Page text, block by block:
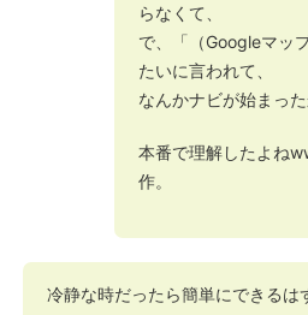
らなくて、
で、「（Googleマッ
たいに言われて、
なんかナビが始まっ
本番で理解したよね
作。
冷静な時だったら簡単にできるは